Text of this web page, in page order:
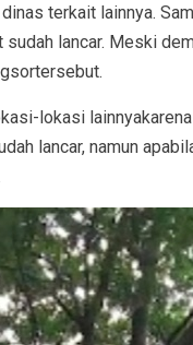
dinas terkait lainnya.
sudah lancar. Meski
lokasi
lancar, namun